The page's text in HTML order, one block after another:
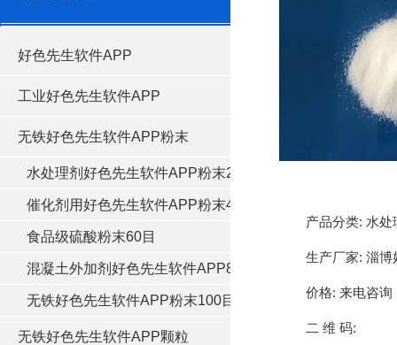
好色先生软件APP
工业好色先生软件APP
无铁好色先生软件APP粉末
水处理剂好色先生软件APP粉末20目
催化剂用好色先生软件APP粉末40目
食品级硫酸粉末60目
混凝土外加剂好色先生软件APP80目
无铁好色先生软件APP粉末100目
无铁好色先生软件APP颗粒
产品分类: 水处
生产厂家: 淄博
价格: 来电咨询
二 维 码: